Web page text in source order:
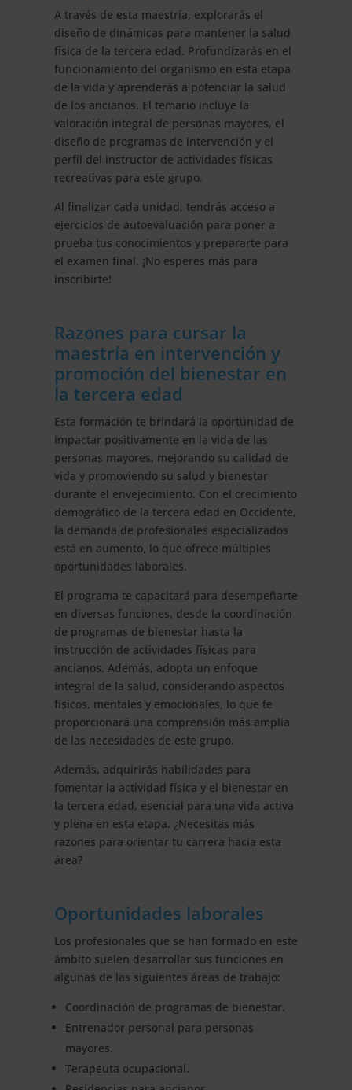
A través de esta maestría, explorarás el
diseño de dinámicas para mantener la salud
física de la tercera edad. Profundizarás en el
funcionamiento del organismo en esta etapa
de la vida y aprenderás a potenciar la salud
de los ancianos. El temario incluye la
valoración integral de personas mayores, el
diseño de programas de intervención y el
perfil del instructor de actividades físicas
recreativas para este grupo.
Al finalizar cada unidad, tendrás acceso a
ejercicios de autoevaluación para poner a
prueba tus conocimientos y prepararte para
el examen final. ¡No esperes más para
inscribirte!
Razones para cursar la
maestría en intervención y
promoción del bienestar en
la tercera edad
Esta formación te brindará la oportunidad de
impactar positivamente en la vida de las
personas mayores, mejorando su calidad de
vida y promoviendo su salud y bienestar
durante el envejecimiento. Con el crecimiento
demográfico de la tercera edad en Occidente,
la demanda de profesionales especializados
está en aumento, lo que ofrece múltiples
oportunidades laborales.
El programa te capacitará para desempeñarte
en diversas funciones, desde la coordinación
de programas de bienestar hasta la
instrucción de actividades físicas para
ancianos. Además, adopta un enfoque
integral de la salud, considerando aspectos
físicos, mentales y emocionales, lo que te
proporcionará una comprensión más amplia
de las necesidades de este grupo.
Además, adquirirás habilidades para
fomentar la actividad física y el bienestar en
la tercera edad, esencial para una vida activa
y plena en esta etapa. ¿Necesitas más
razones para orientar tu carrera hacia esta
área?
Oportunidades laborales
Los profesionales que se han formado en este
ámbito suelen desarrollar sus funciones en
algunas de las siguientes áreas de trabajo:
Coordinación de programas de bienestar.
Entrenador personal para personas
mayores.
Terapeuta ocupacional.